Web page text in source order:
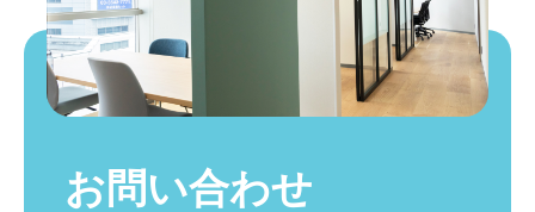
お問い合わせ